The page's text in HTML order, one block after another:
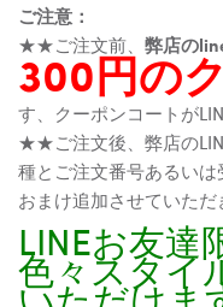
ご注意：
★★ご注文前、 弊店の
300円の
す、クーポンコートが
★★ご注文後、弊店の
種とご注文番号あるい
おまけ追加させていただ
LINEお友達
色々スタイ